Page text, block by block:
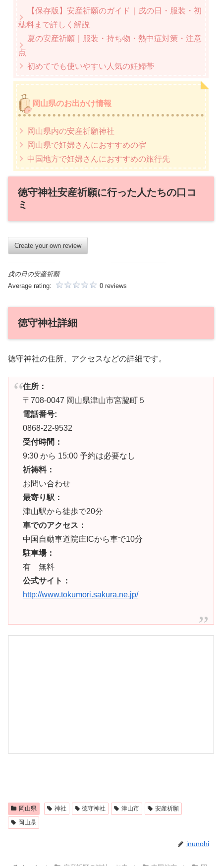
【保存版】安産祈願のガイド｜戌の日・服装・初
穂料まで詳しく解説
夏の安産祈願｜服装・持ち物・熱中症対策・注意
点
初めてでも使いやすい人気の妊婦帯
岡山県のお出かけ情報
岡山県内の安産祈願神社
岡山県で妊婦さんにおすすめの宿
中国地方で妊婦さんにおすすめの旅行先
徳守神社安産祈願に行った人たちの口コ
ミ
Create your own review
戌の日の安産祈願
Average rating:
0 reviews
徳守神社詳細
徳守神社の住所、アクセスなどの詳細です。
住所：
〒708-0047 岡山県津山市宮脇町５
電話番号:
0868-22-9532
受付時間：
9:30 から 15:00 予約は必要なし
祈祷料：
お問い合わせ
最寄り駅：
津山駅から徒歩で20分
車でのアクセス：
中国自動車道院庄ICから車で10分
駐車場：
有 無料
公式サイト：
http://www.tokumori.sakura.ne.jp/
岡山県 神社 徳守神社 津山市
安産祈願
岡山県
inunohi